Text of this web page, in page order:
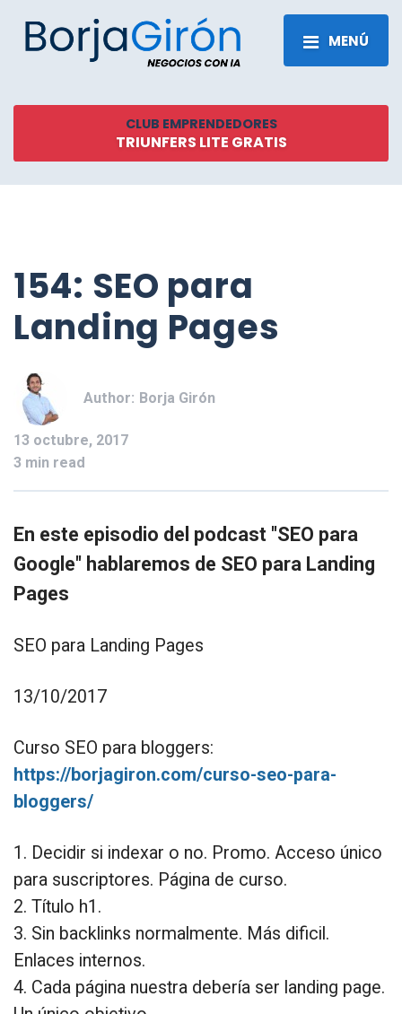
MENÚ
CLUB EMPRENDEDORES
TRIUNFERS LITE GRATIS
154: SEO para
Landing Pages
Author: Borja Girón
13 octubre, 2017
3 min read
En este episodio del podcast "SEO para
Google" hablaremos de SEO para Landing
Pages
SEO para Landing Pages
13/10/2017
Curso SEO para bloggers:
https://borjagiron.com/curso-seo-para-
bloggers/
1. Decidir si indexar o no. Promo. Acceso único
para suscriptores. Página de curso.
2. Título h1.
3. Sin backlinks normalmente. Más dificil.
Enlaces internos.
4. Cada página nuestra debería ser landing page.